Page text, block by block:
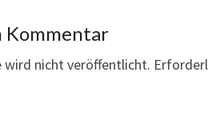
Kommentar
wird nicht veröffentlicht.